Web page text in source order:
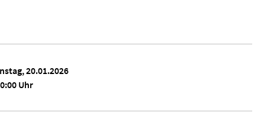
20.01.2026
Uhr